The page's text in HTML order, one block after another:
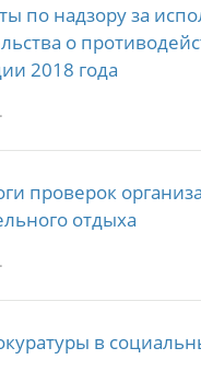
по надзору за
о
2018 года
проверок
отдыха
в